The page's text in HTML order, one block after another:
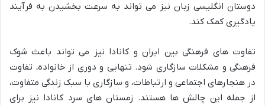
دوستان انگلیسی زبان نیز می تواند به سرعت بخشیدن به فرآیند
یادگیری کمک کند.
تفاوت های فرهنگی بین ایران و کانادا نیز می تواند باعث شوک
فرهنگی و مشکلات سازگاری شود. تنهایی و دوری از خانواده، تفاوت
در هنجارهای اجتماعی و ارتباطات، و سازگاری با سبک زندگی متفاوت،
از جمله این چالش ها هستند. زمستان های سرد کانادا نیز برای